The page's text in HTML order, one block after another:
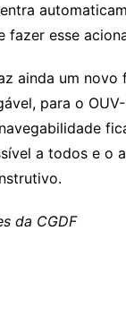
fazer esse
ainda um novo
para o
a todos e o
da CGDF